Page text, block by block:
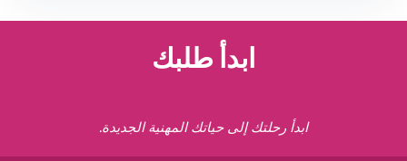
ابدأ طلبك
ابدأ رحلتك إلى حياتك المهنية الجديدة.